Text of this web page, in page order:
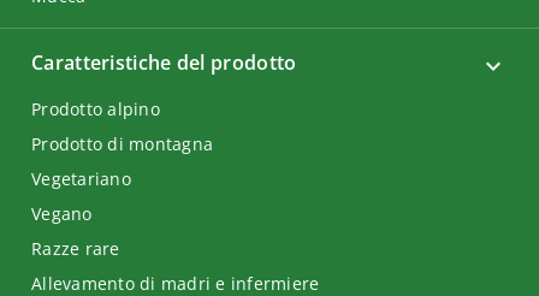
Caratteristiche del prodotto
Prodotto alpino
Prodotto di montagna
Vegetariano
Vegano
Razze rare
Allevamento di madri e infermiere